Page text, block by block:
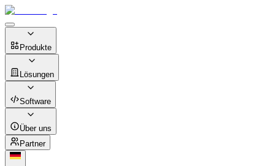
Produkte
Lösungen
Software
Über uns
Partner